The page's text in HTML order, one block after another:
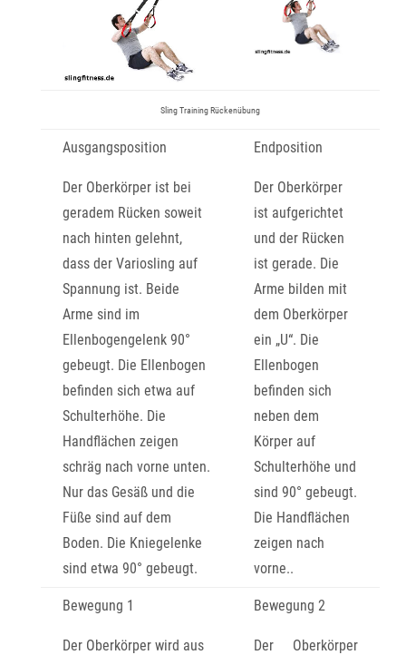
Sling Training Rückenübung
Ausgangsposition
Der Oberkörper ist bei
geradem Rücken soweit
nach hinten gelehnt,
dass der Variosling auf
Spannung ist. Beide
Arme sind im
Ellenbogengelenk 90°
gebeugt. Die Ellenbogen
befinden sich etwa auf
Schulterhöhe. Die
Handflächen zeigen
schräg nach vorne unten.
Nur das Gesäß und die
Füße sind auf dem
Boden. Die Kniegelenke
sind etwa 90° gebeugt.
Endposition
Der Oberkörper
ist aufgerichtet
und der Rücken
ist gerade. Die
Arme bilden mit
dem Oberkörper
ein „U“. Die
Ellenbogen
befinden sich
neben dem
Körper auf
Schulterhöhe und
sind 90° gebeugt.
Die Handflächen
zeigen nach
vorne..
Bewegung 1
Der Oberkörper wird aus
Bewegung 2
Der Oberkörper